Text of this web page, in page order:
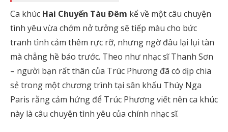
Ca khúc Hai Chuyến Tàu Đêm kể về một câu chuyện
tình yêu vừa chớm nở tưởng sẽ tiếp màu cho bức
tranh tình cảm thêm rực rỡ, nhưng ngờ đâu lại lụi tàn
mà chẳng hề báo trước. Theo như nhạc sĩ Thanh Sơn
– người bạn rất thân của Trúc Phương đã có dịp chia
sẻ trong một chương trình tại sân khấu Thúy Nga
Paris rằng cảm hứng để Trúc Phương viết nên ca khúc
này là câu chuyện tình yêu của chính nhạc sĩ.